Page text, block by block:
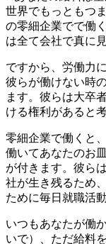
世界でもっともつ
の零細企業でで働
は全て会社で真に
ですから、労働力
彼らが働けない時
ます。彼らは大卒
ける権利があると
零細企業で働くと
働いてあなたのお
が付きます。彼ら
社が生き残るため
ために毎日就職活
いつもあなたが働
いで）、ただ給料